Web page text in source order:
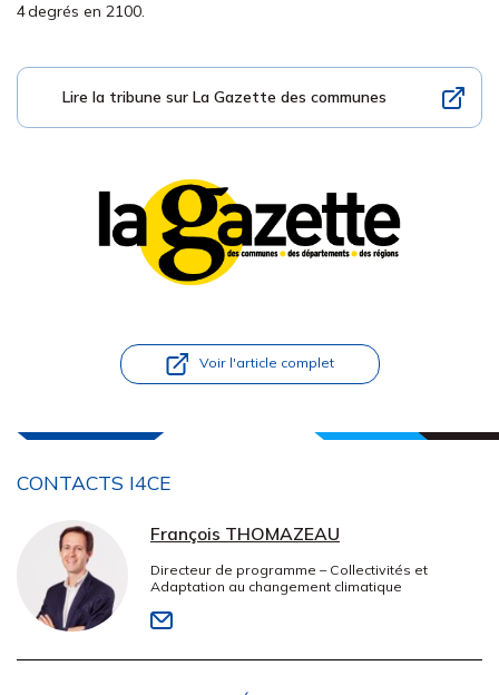
4 degrés en 2100.
Lire la tribune sur La Gazette des communes
Voir l'article complet
CONTACTS I4CE
François THOMAZEAU
Directeur de programme – Collectivités et
Adaptation au changement climatique